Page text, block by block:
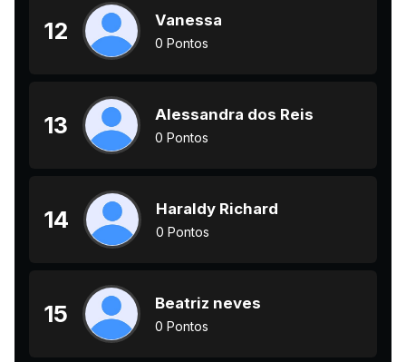
12 Vanessa
0 Pontos
13 Alessandra dos Reis
0 Pontos
14 Haraldy Richard
0 Pontos
15 Beatriz neves
0 Pontos